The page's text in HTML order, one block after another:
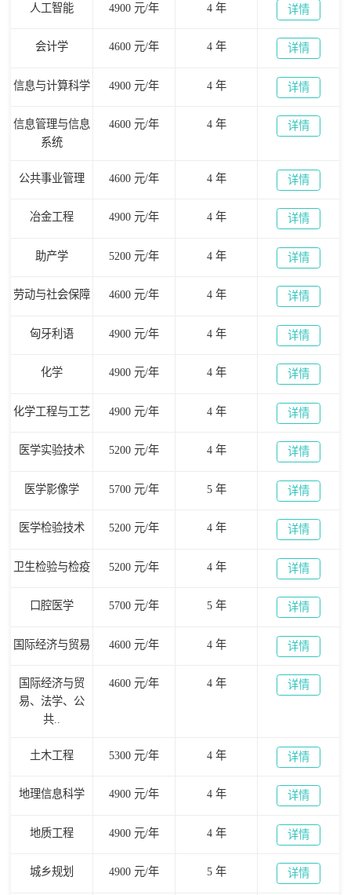
人工智能 4900 元/年 4 年 详情
会计学 4600 元/年 4 年 详情
信息与计算科学 4900 元/年 4 年 详情
信息管理与信息
系统
4600 元/年 4 年 详情
公共事业管理 4600 元/年 4 年 详情
冶金工程 4900 元/年 4 年 详情
助产学 5200 元/年 4 年 详情
劳动与社会保障 4600 元/年 4 年 详情
匈牙利语 4900 元/年 4 年 详情
化学 4900 元/年 4 年 详情
化学工程与工艺 4900 元/年 4 年 详情
医学实验技术 5200 元/年 4 年 详情
医学影像学 5700 元/年 5 年 详情
医学检验技术 5200 元/年 4 年 详情
卫生检验与检疫 5200 元/年 4 年 详情
口腔医学 5700 元/年 5 年 详情
国际经济与贸易 4600 元/年 4 年 详情
国际经济与贸
易、法学、公
共..
4600 元/年 4 年 详情
土木工程 5300 元/年 4 年 详情
地理信息科学 4900 元/年 4 年 详情
地质工程 4900 元/年 4 年 详情
城乡规划 4900 元/年 5 年 详情